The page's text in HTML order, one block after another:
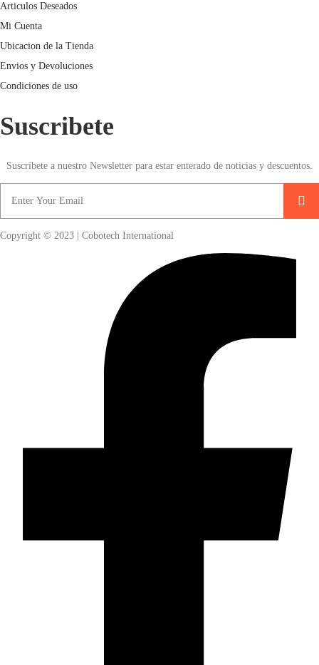
Articulos Deseados
Mi Cuenta
Ubicacion de la Tienda
Envios y Devoluciones
Condiciones de uso
Suscribete
Suscríbete a nuestro Newsletter para estar enterado de noticias y descuentos.
Copyright © 2023 | Cobotech International